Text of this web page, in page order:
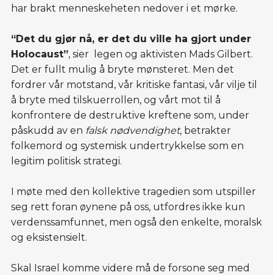
har brakt menneskeheten nedover i et mørke.
“Det du gjør nå, er det du ville ha gjort under
Holocaust”, sier legen og aktivisten Mads Gilbert.
Det er fullt mulig å bryte mønsteret. Men det
fordrer vår motstand, vår kritiske fantasi, vår vilje til
å bryte med tilskuerrollen, og vårt mot til å
konfrontere de destruktive kreftene som, under
påskudd av en falsk nødvendighet, betrakter
folkemord og systemisk undertrykkelse som en
legitim politisk strategi.
I møte med den kollektive tragedien som utspiller
seg rett foran øynene på oss, utfordres ikke kun
verdenssamfunnet, men også den enkelte, moralsk
og eksistensielt.
Skal Israel komme videre må de forsone seg med